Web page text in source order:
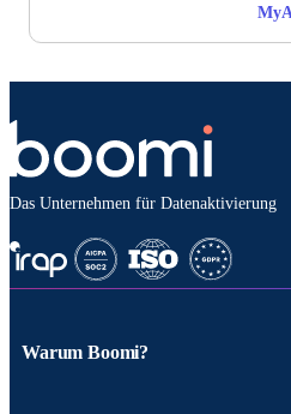
Das Unternehmen für Datenaktivierung
Warum Boomi?